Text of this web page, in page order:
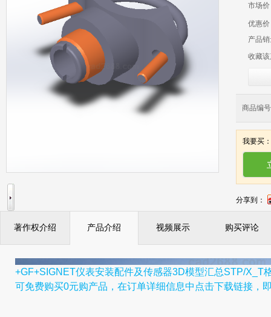
市场
优惠
产品
收藏
商品编
我要买：
分享到：
著作权介绍 产品介绍 视频展示 购买评论
+GF+SIGNET仪表安装配件及传感器3D模型汇总STP/X_T
可免费购买0元购产品，在订单详细信息中点击下载链接，